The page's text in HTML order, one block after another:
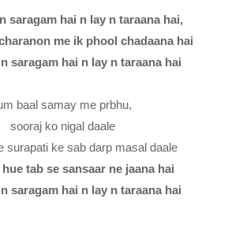
saragam hai n lay n taraana hai,
me ik phool chadaana hai
saragam hai n lay n taraana hai
baal samay me prbhu,
sooraj ko nigal daale
surapati ke sab darp masal daale
tab se sansaar ne jaana hai
saragam hai n lay n taraana hai